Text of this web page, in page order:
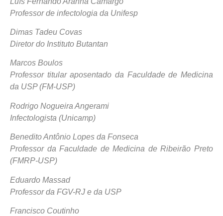
Professor de infectologia da Unifesp
Dimas Tadeu Covas
Diretor do Instituto Butantan
Marcos Boulos
Professor titular aposentado da Faculdade de Medicina
da USP (FM-USP)
Rodrigo Nogueira Angerami
Infectologista (Unicamp)
Benedito Antônio Lopes da Fonseca
Professor da Faculdade de Medicina de Ribeirão Preto
(FMRP-USP)
Eduardo Massad
Professor da FGV-RJ e da USP
Francisco Coutinho